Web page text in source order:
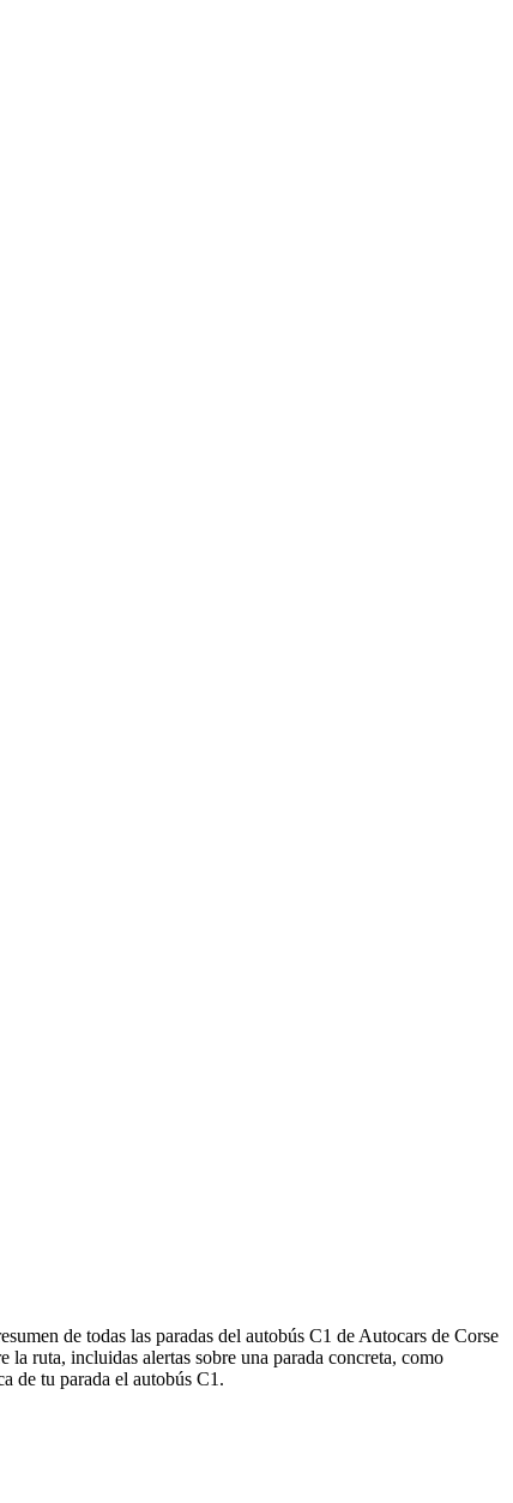
de todas las paradas del autobús C1 de Autocars de Corse
ruta, incluidas alertas sobre una parada concreta, como
de tu parada el autobús C1.